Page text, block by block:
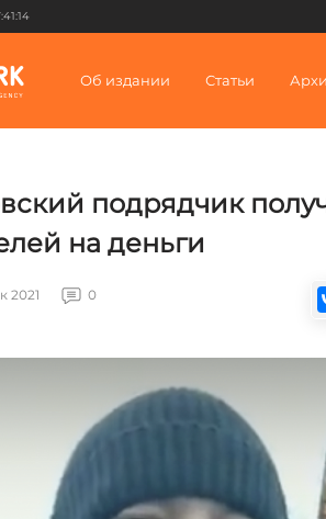
Об издании Статьи
подрядчик
на деньги
2021 0